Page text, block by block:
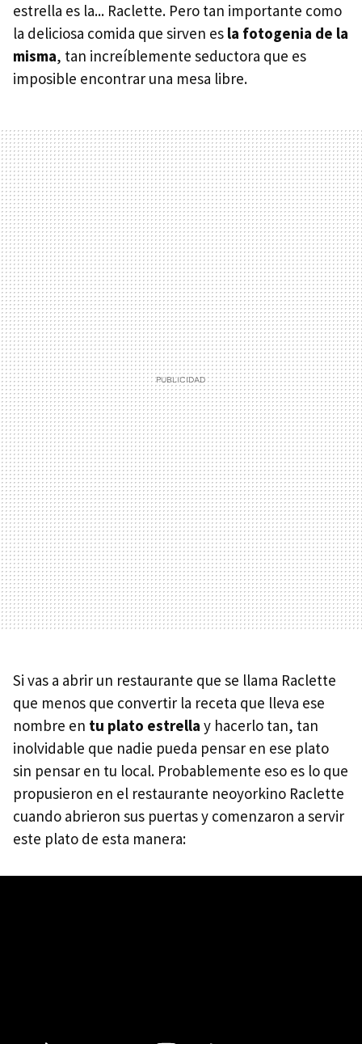
estrella es la... Raclette. Pero tan importante como
la deliciosa comida que sirven es la fotogenia de la
misma, tan increíblemente seductora que es
imposible encontrar una mesa libre.
Si vas a abrir un restaurante que se llama Raclette
que menos que convertir la receta que lleva ese
nombre en tu plato estrella y hacerlo tan, tan
inolvidable que nadie pueda pensar en ese plato
sin pensar en tu local. Probablemente eso es lo que
propusieron en el restaurante neoyorkino Raclette
cuando abrieron sus puertas y comenzaron a servir
este plato de esta manera: